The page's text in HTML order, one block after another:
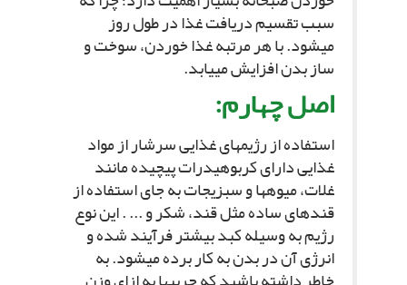
سبب تقسیم دریافت غذا در طول روز
مى‏شود. با هر مرتبه غذا خوردن، سوخت و
ساز بدن افزایش مى‏یابد.
اصل چهارم:
استفاده از رژیم‏هاى غذایى سرشار از مواد
غذایى داراى کربوهیدرات پیچیده مانند
غلات، میوه‏ها و سبزیجات به جاى استفاده از
قندهاى ساده مثل قند، شکر و ... . این نوع
رژیم به وسیله کبد بیشتر فرآیند شده و
انرژى آن در بدن به کار برده مى‏شود. به